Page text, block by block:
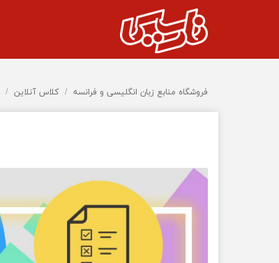
فروشگاه منابع زبان انگلیسی و فرانسه کلاس آنلاین